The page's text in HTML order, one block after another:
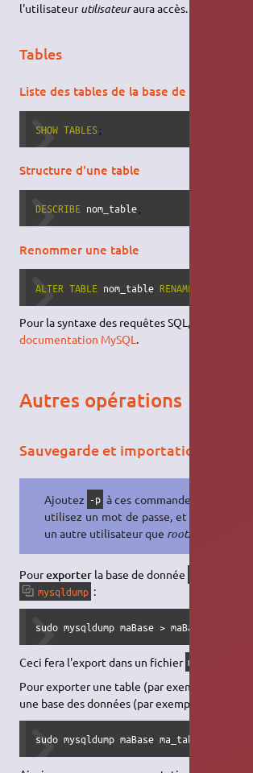
l'utilisateurutilisateuraura accès.
Tables
Liste des tables de la base de données
SHOW TABLES ;
Structure d'une table
DESCRIBE nom_table;
Renommer une table
ALTER TABLE nom_table RENAME
Pour la syntaxe des requêtes SQL, reportez-
documentation MySQL .
Autres opérations
Sauvegarde et importation
Ajoutez -p à ces commandes si vous
utilisez un mot de passe, et
un autre utilisateur que root.
Pourexporter la base de donnée
mysqldump :
sudo mysqldump maBase >
Ceci fera l'export dans un fichier
Pour exporter une table (par exemple
une base des données (par exemple
sudo mysqldump maBase ma_table >